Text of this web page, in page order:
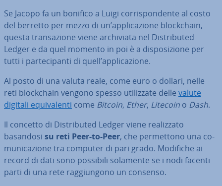
Se Jacopo fa un bonifico a Luigi cor­ri­spon­den­te al costo
del berretto per mezzo di un’ap­pli­ca­zio­ne bloc­k­chain,
questa tran­sa­zio­ne viene ar­chi­via­ta nel Di­stri­bu­ted
Ledger e da quel momento in poi è a di­spo­si­zio­ne per
tutti i par­te­ci­pan­ti di quell’ap­pli­ca­zio­ne.
Al posto di una valuta reale, come euro o dollari, nelle
reti bloc­k­chain vengono spesso uti­liz­za­te delle valute
digitali equi­va­len­ti come Bitcoin, Ether, Litecoin o Dash.
Il concetto di Di­stri­bu­ted Ledger viene rea­liz­za­to
basandosi su reti Peer-to-Peer, che per­met­to­no una co­
mu­ni­ca­zio­ne tra computer di pari grado. Modifiche ai
record di dati sono possibili solamente se i nodi facenti
parti di una rete rag­giun­go­no un consenso.